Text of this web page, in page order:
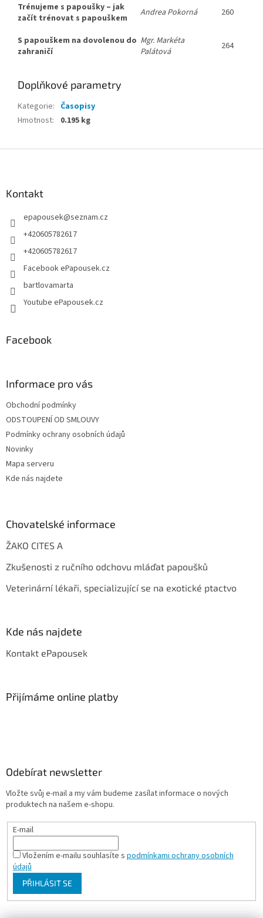
Trénujeme s papoušky – jak
začít trénovat s papouškem
Andrea Pokorná 260
S papouškem na dovolenou do
zahraničí
Mgr. Markéta
Palátová
264
Doplňkové parametry
Kategorie: Časopisy
Hmotnost: 0.195 kg
Kontakt
epapousek@seznam.cz
+420605782617
+420605782617
Facebook ePapousek.cz
bartlovamarta
Youtube ePapousek.cz
Facebook
Informace pro vás
Obchodní podmínky
ODSTOUPENÍ OD SMLOUVY
Podmínky ochrany osobních údajů
Novinky
Mapa serveru
Kde nás najdete
Chovatelské informace
ŽAKO CITES A
Zkušenosti z ručního odchovu mláďat papoušků
Veterinární lékaři, specializující se na exotické ptactvo
Kde nás najdete
Kontakt ePapousek
Přijímáme online platby
Odebírat newsletter
Vložte svůj e-mail a my vám budeme zasílat informace o nových
produktech na našem e-shopu.
E-mail
Vložením e-mailu souhlasíte s podmínkami ochrany osobních
údajů
PŘIHLÁSIT SE